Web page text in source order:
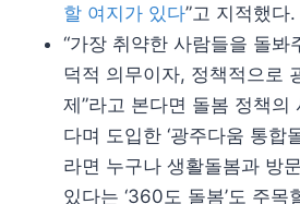
할 여지가 있다”고 지적했다.
“가장 취약한 사람들을 돌봐
덕적 의무이자, 정책적으로
제”라고 본다면 돌봄 정책의
다며 도입한 ‘광주다움 통합
라면 누구나 생활돌봄과 방
있다는 ‘360도 돌봄’도 주목